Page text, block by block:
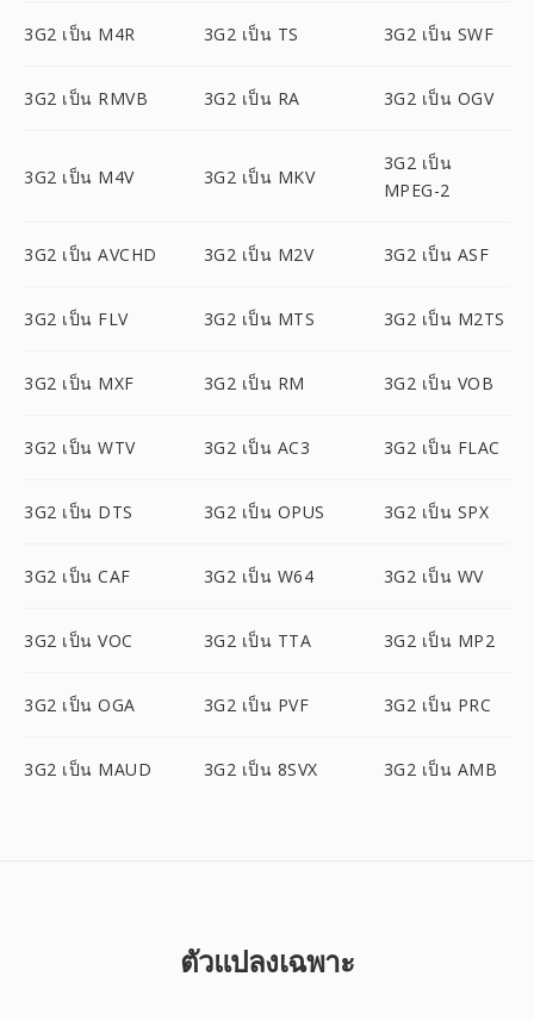
3G2 เป็น M4R 3G2 เป็น TS 3G2 เป็น SWF
3G2 เป็น RMVB 3G2 เป็น RA 3G2 เป็น OGV
3G2 เป็น M4V 3G2 เป็น MKV
3G2 เป็น
MPEG-2
3G2 เป็น AVCHD 3G2 เป็น M2V 3G2 เป็น ASF
3G2 เป็น FLV 3G2 เป็น MTS 3G2 เป็น M2TS
3G2 เป็น MXF 3G2 เป็น RM 3G2 เป็น VOB
3G2 เป็น WTV 3G2 เป็น AC3 3G2 เป็น FLAC
3G2 เป็น DTS 3G2 เป็น OPUS 3G2 เป็น SPX
3G2 เป็น CAF 3G2 เป็น W64 3G2 เป็น WV
3G2 เป็น VOC 3G2 เป็น TTA 3G2 เป็น MP2
3G2 เป็น OGA 3G2 เป็น PVF 3G2 เป็น PRC
3G2 เป็น MAUD 3G2 เป็น 8SVX 3G2 เป็น AMB
ตัวแปลงเฉพาะ